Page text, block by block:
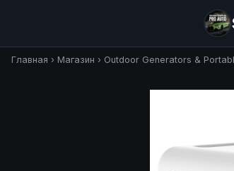
Главная › Магазин › Outdoor Generators &